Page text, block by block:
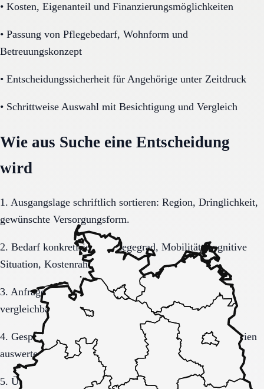
• Kosten, Eigenanteil und Finanzierungsmöglichkeiten
• Passung von Pflegebedarf, Wohnform und
Betreuungskonzept
• Entscheidungssicherheit für Angehörige unter Zeitdruck
• Schrittweise Auswahl mit Besichtigung und Vergleich
Wie aus Suche eine Entscheidung
wird
1. Ausgangslage schriftlich sortieren: Region, Dringlichkeit,
gewünschte Versorgungsform.
2. Bedarf konkretisieren: Pflegegrad, Mobilität, kognitive
Situation, Kostenrahmen.
3. Anfrage sauber formulieren, damit Rückmeldungen
vergleichbar bleiben.
4. Gespräche und Besichtigungen mit festen Muss-Kriterien
auswerten.
5. Übergang, Kommunikation und Kosten vor der